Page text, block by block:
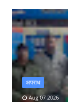
अपराध
Aug 07 2026